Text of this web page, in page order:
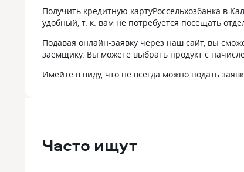
Получить кредитную картуРоссельхозбанка в
удобный, т. к. вам не потребуется посещать
Подавая онлайн-заявку через наш сайт, вы
заемщику. Вы можете выбрать продукт с
Имейте в виду, что не всегда можно подать
Часто ищут